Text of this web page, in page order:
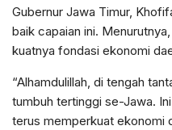
Gubernur Jawa Timur,
baik capaian ini.
kuatnya fondasi ekonomi
“Alhamdulillah, di tengah
tumbuh tertinggi se-Jawa.
terus memperkuat ekonomi